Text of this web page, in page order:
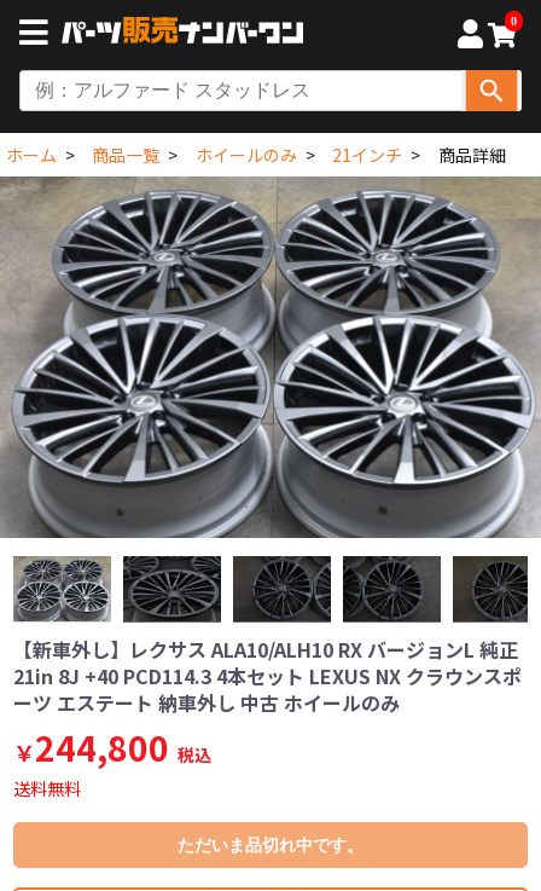
0
ホーム 商品一覧 ホイールのみ 21インチ 商品詳細
【新車外し】レクサス ALA10/ALH10 RX バージョンL 純正
21in 8J +40 PCD114.3 4本セット LEXUS NX クラウンスポ
ーツ エステート 納車外し 中古 ホイールのみ
￥244,800 税込
送料無料
ただいま品切れ中です。